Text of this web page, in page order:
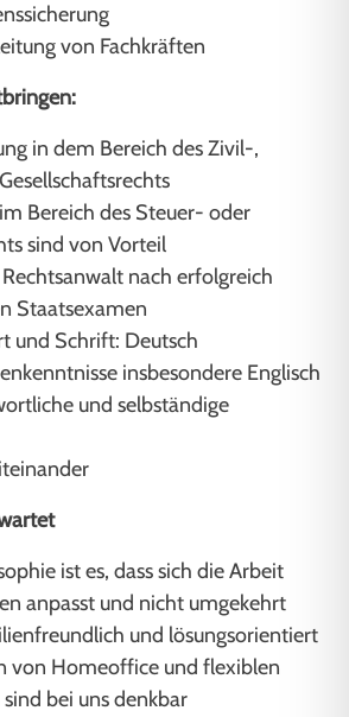
von Fachkräften
in dem Bereich des Zivil-,
Bereich des Steuer- oder
sind von Vorteil
Rechtsanwalt nach erfolgreich
Staatsexamen
und Schrift: Deutsch
insbesondere Englisch
und selbständige
ist es, dass sich die Arbeit
anpasst und nicht umgekehrt
und lösungsorientiert
von Homeoffice und flexiblen
bei uns denkbar